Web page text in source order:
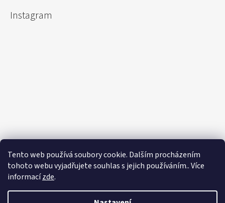
Tento web používá soubory cookie. Dalším procházením
tohoto webu vyjadřujete souhlas s jejich používáním.. Více
informacízde.
Instagram
Sledovat na Instagramu